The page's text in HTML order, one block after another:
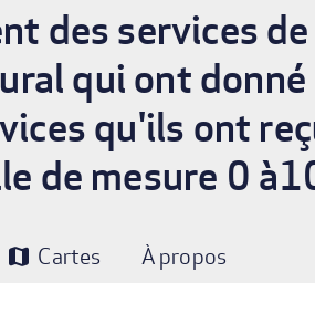
des services
qui ont
qu'ils ont
de mesure 0
map Cartes À propos